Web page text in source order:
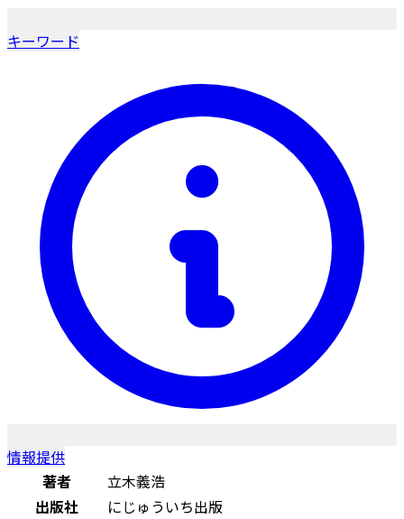
キーワード
情報提供
著者
立木義浩
出版社
にじゅういち出版